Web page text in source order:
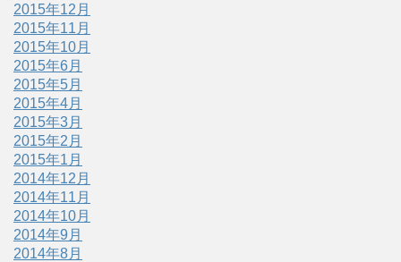
2015年12月
2015年11月
2015年10月
2015年6月
2015年5月
2015年4月
2015年3月
2015年2月
2015年1月
2014年12月
2014年11月
2014年10月
2014年9月
2014年8月